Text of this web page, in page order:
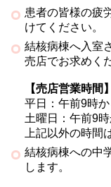
患者の皆様の疲
けてください。
結核病棟へ入室
売店でお求めく
【売店営業時間】
平日：午前9時
土曜日：午前9
上記以外の時間
結核病棟への中
します。